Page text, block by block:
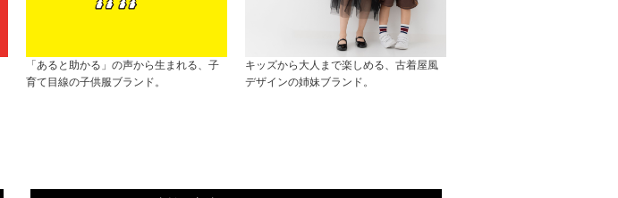
「あると助かる」の声から生まれる、子
育て目線の子供服ブランド。
キッズから大人まで楽しめる、古着屋風
デザインの姉妹ブランド。